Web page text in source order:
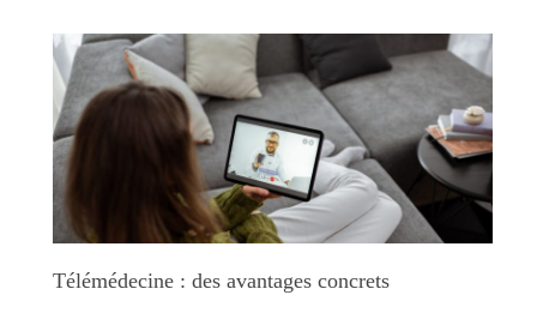
Télémédecine : des avantages concrets